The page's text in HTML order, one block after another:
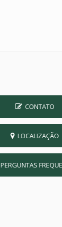
CONTATO
LOCALIZAÇÃO
PERGUNTAS